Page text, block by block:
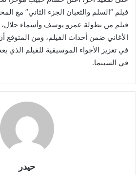
فيلم “السلم والثعبان الجزء الثاني” مع
فيلم من بطولة عمرو يوسف وأسماء
الأغاني ضمن أحداث الفيلم، ومن المتوقع
في تعزيز الأجواء الموسيقية للفيلم الذي
في السينما.
حيدر